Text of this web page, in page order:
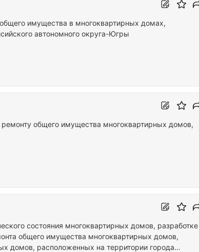
имущества в многоквартирных домах,
автономного округа-Югры
ремонту общего имущества многоквартирных домов,
состояния многоквартирных домов, разработке
общего имущества многоквартирных домов,
домов, расположенных на территории города